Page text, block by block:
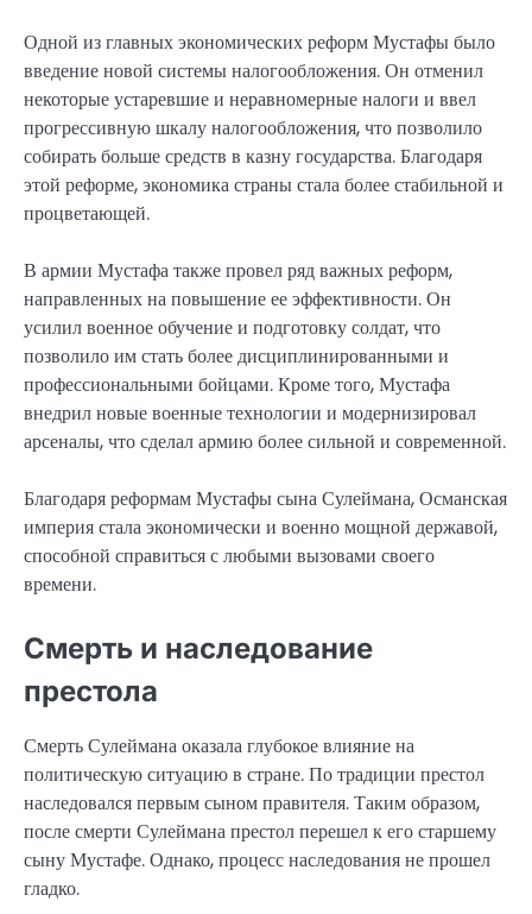
Одной из главных экономических реформ Мустафы было
введение новой системы налогообложения. Он отменил
некоторые устаревшие и неравномерные налоги и ввел
прогрессивную шкалу налогообложения, что позволило
собирать больше средств в казну государства. Благодаря
этой реформе, экономика страны стала более стабильной и
процветающей.
В армии Мустафа также провел ряд важных реформ,
направленных на повышение ее эффективности. Он
усилил военное обучение и подготовку солдат, что
позволило им стать более дисциплинированными и
профессиональными бойцами. Кроме того, Мустафа
внедрил новые военные технологии и модернизировал
арсеналы, что сделал армию более сильной и современной.
Благодаря реформам Мустафы сына Сулеймана, Османская
империя стала экономически и военно мощной державой,
способной справиться с любыми вызовами своего
времени.
Смерть и наследование
престола
Смерть Сулеймана оказала глубокое влияние на
политическую ситуацию в стране. По традиции престол
наследовался первым сыном правителя. Таким образом,
после смерти Сулеймана престол перешел к его старшему
сыну Мустафе. Однако, процесс наследования не прошел
гладко.